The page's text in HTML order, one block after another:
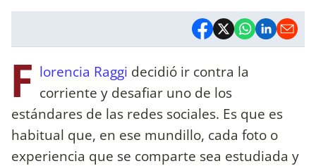
F lorencia Raggi decidió ir contra la
corriente y desafiar uno de los
estándares de las redes sociales. Es que es
habitual que, en ese mundillo, cada foto o
experiencia que se comparte sea estudiada y